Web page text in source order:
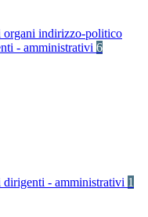
organi indirizzo-politico
- amministrativi 6
dirigenti - amministrativi 1